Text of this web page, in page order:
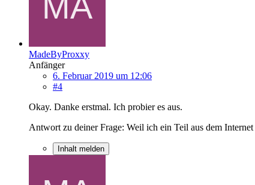
MadeByProxxy
Anfänger
6. Februar 2019 um 12:06
#4
Okay. Danke erstmal. Ich probier es aus.
Antwort zu deiner Frage: Weil ich ein Teil aus dem
Inhalt melden